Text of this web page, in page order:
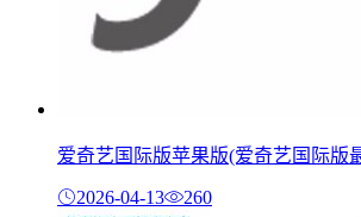
爱奇艺国际版苹果版(爱奇艺国际版
2026-04-13 260